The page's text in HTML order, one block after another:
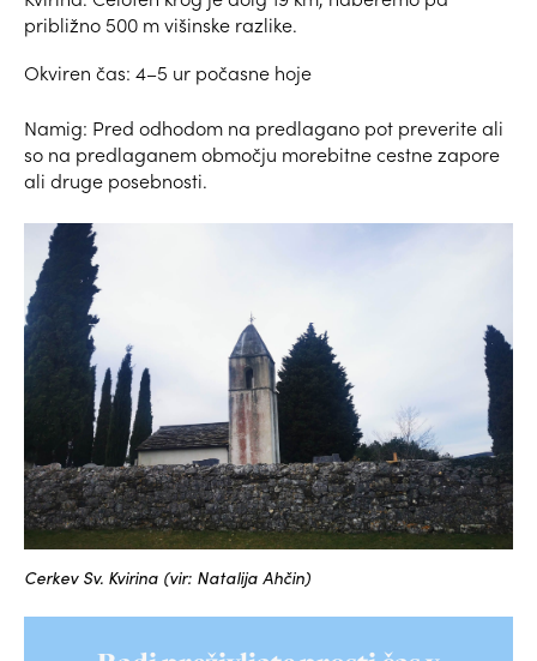
približno 500 m višinske razlike.
Okviren čas: 4–5 ur počasne hoje
Namig: Pred odhodom na predlagano pot preverite ali
so na predlaganem območju morebitne cestne zapore
ali druge posebnosti.
Cerkev Sv. Kvirina (vir: Natalija Ahčin)